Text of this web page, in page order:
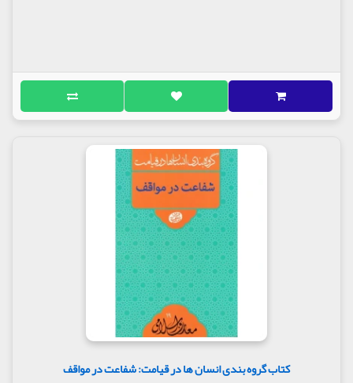
کتاب گروه بندی انسان ها در قیامت: شفاعت در مواقف